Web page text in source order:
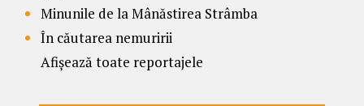
Minunile de la Mânăstirea Strâmba
În căutarea nemuririi
Afișează toate reportajele